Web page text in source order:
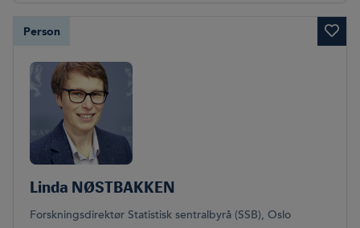
Person
Linda NØSTBAKKEN
Forskningsdirektør Statistisk sentralbyrå (SSB), Oslo